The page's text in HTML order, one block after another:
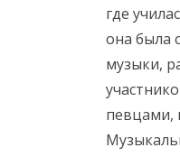
где
она была
музыки,
певцами,